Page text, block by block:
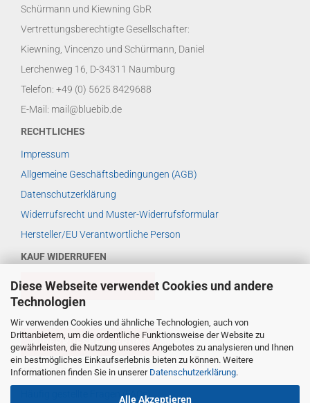
Diese Webseite verwendet Cookies und andere
Technologien
Wir verwenden Cookies und ähnliche Technologien, auch von
Drittanbietern, um die ordentliche Funktionsweise der Website zu
gewährleisten, die Nutzung unseres Angebotes zu analysieren und Ihnen
ein bestmögliches Einkaufserlebnis bieten zu können. Weitere
Informationen finden Sie in unserer Datenschutzerklärung.
Alle Akzeptieren
Schürmann und Kiewning GbR
Vertrettungsberechtigte Gesellschafter:
Kiewning, Vincenzo und Schürmann, Daniel
Lerchenweg 16, D-34311 Naumburg
Telefon: +49 (0) 5625 8429688
E-Mail: mail@bluebib.de
RECHTLICHES
Impressum
Allgemeine Geschäftsbedingungen (AGB)
Datenschutzerklärung
Widerrufsrecht und Muster-Widerrufsformular
Hersteller/EU Verantwortliche Person
KAUF WIDERRUFEN
VERTRAG WIDERRUFEN
WIDERRUFSBELEHRUNG
WEITERES ...
Häufig gestellte Fragen (FAQs)